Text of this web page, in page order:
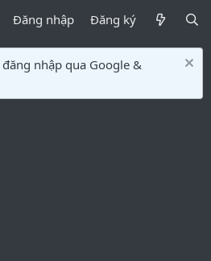
Đăng nhập Đăng ký
nhập qua Google &